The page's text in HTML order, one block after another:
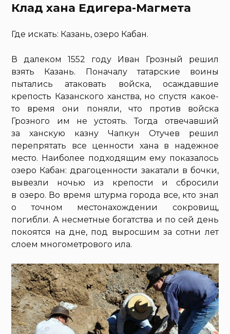
Клад хана Едигера-Магмета
Где искать: Казань, озеро Кабан.
В далеком 1552 году Иван Грозный решил
взять Казань. Поначалу татарские воины
пытались атаковать войска, осаждавшие
крепость Казанского ханства, но спустя какое-
то время они поняли, что против войска
Грозного им не устоять. Тогда отвечавший
за ханскую казну Чапкун Отучев решил
перепрятать все ценности хана в надежное
место. Наиболее подходящим ему показалось
озеро Кабан: драгоценности закатали в бочки,
вывезли ночью из крепости и сбросили
в озеро. Во время штурма города все, кто знал
о точном местонахождении сокровищ,
погибли. А несметные богатства и по сей день
покоятся на дне, под выросшим за сотни лет
слоем многометрового ила.